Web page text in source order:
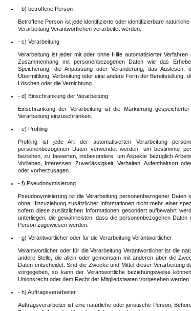
- b) betroffene Person
Betroffene Person ist jede identifizierte oder identifizierbare
Verarbeitung Verantwortlichen verarbeitet werden.
- c) Verarbeitung
Verarbeitung ist jeder mit oder ohne Hilfe automatisierter
Zusammenhang mit personenbezogenen Daten wie das
Speicherung, die Anpassung oder Veränderung, das
Übermittlung, Verbreitung oder eine andere Form der Bereitstellung,
Löschen oder die Vernichtung.
- d) Einschränkung der Verarbeitung
Einschränkung der Verarbeitung ist die Markierung
Verarbeitung einzuschränken.
- e) Profiling
Profiling ist jede Art der automatisierten Verarbeitung
personenbezogenen Daten verwendet werden, um bestimmte
beziehen, zu bewerten, insbesondere, um Aspekte bezüglich
Vorlieben, Interessen, Zuverlässigkeit, Verhalten, Aufenthaltsort
oder vorherzusagen.
- f) Pseudonymisierung
Pseudonymisierung ist die Verarbeitung personenbezogener
ohne Hinzuziehung zusätzlicher Informationen nicht mehr einer
sofern diese zusätzlichen Informationen gesondert aufbewahrt
unterliegen, die gewährleisten, dass die personenbezogenen
Person zugewiesen werden.
- g) Verantwortlicher oder für die Verarbeitung Verantwortlicher
Verantwortlicher oder für die Verarbeitung Verantwortlicher ist die
andere Stelle, die allein oder gemeinsam mit anderen über die
Daten entscheidet. Sind die Zwecke und Mittel dieser Verarbeitung
vorgegeben, so kann der Verantwortliche beziehungsweise
Unionsrecht oder dem Recht der Mitgliedstaaten vorgesehen werden.
- h) Auftragsverarbeiter
Auftragsverarbeiter ist eine natürliche oder juristische Person,